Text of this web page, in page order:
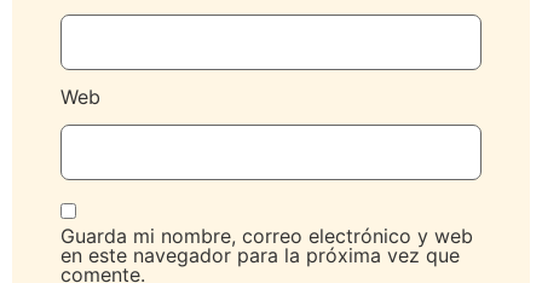
Web
Guarda mi nombre, correo electrónico y web
en este navegador para la próxima vez que
comente.